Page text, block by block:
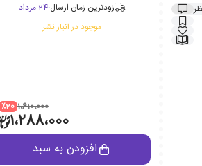
زودترین زمان ارسال:24 مرداد
موجود در انبار نشر
1،610،000 ٪20
1،288،000
افزودن به سبد